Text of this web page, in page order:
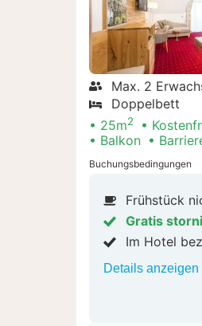
Max. 2
Doppelbett
25m2
Balkon
Buchungsbedingungen
Frühstück
Gratis
Im Hotel
Details anzeigen